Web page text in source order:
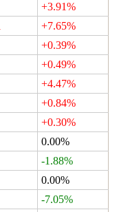
+3.91%
+7.65%
+0.39%
+0.49%
+4.47%
+0.84%
+0.30%
0.00%
-1.88%
0.00%
-7.05%